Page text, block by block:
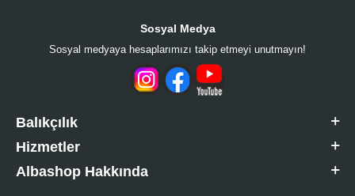
Sosyal Medya
Sosyal medyaya hesaplarımızı takip etmeyi unutmayın!
Balıkçılık
Hizmetler
Albashop Hakkında